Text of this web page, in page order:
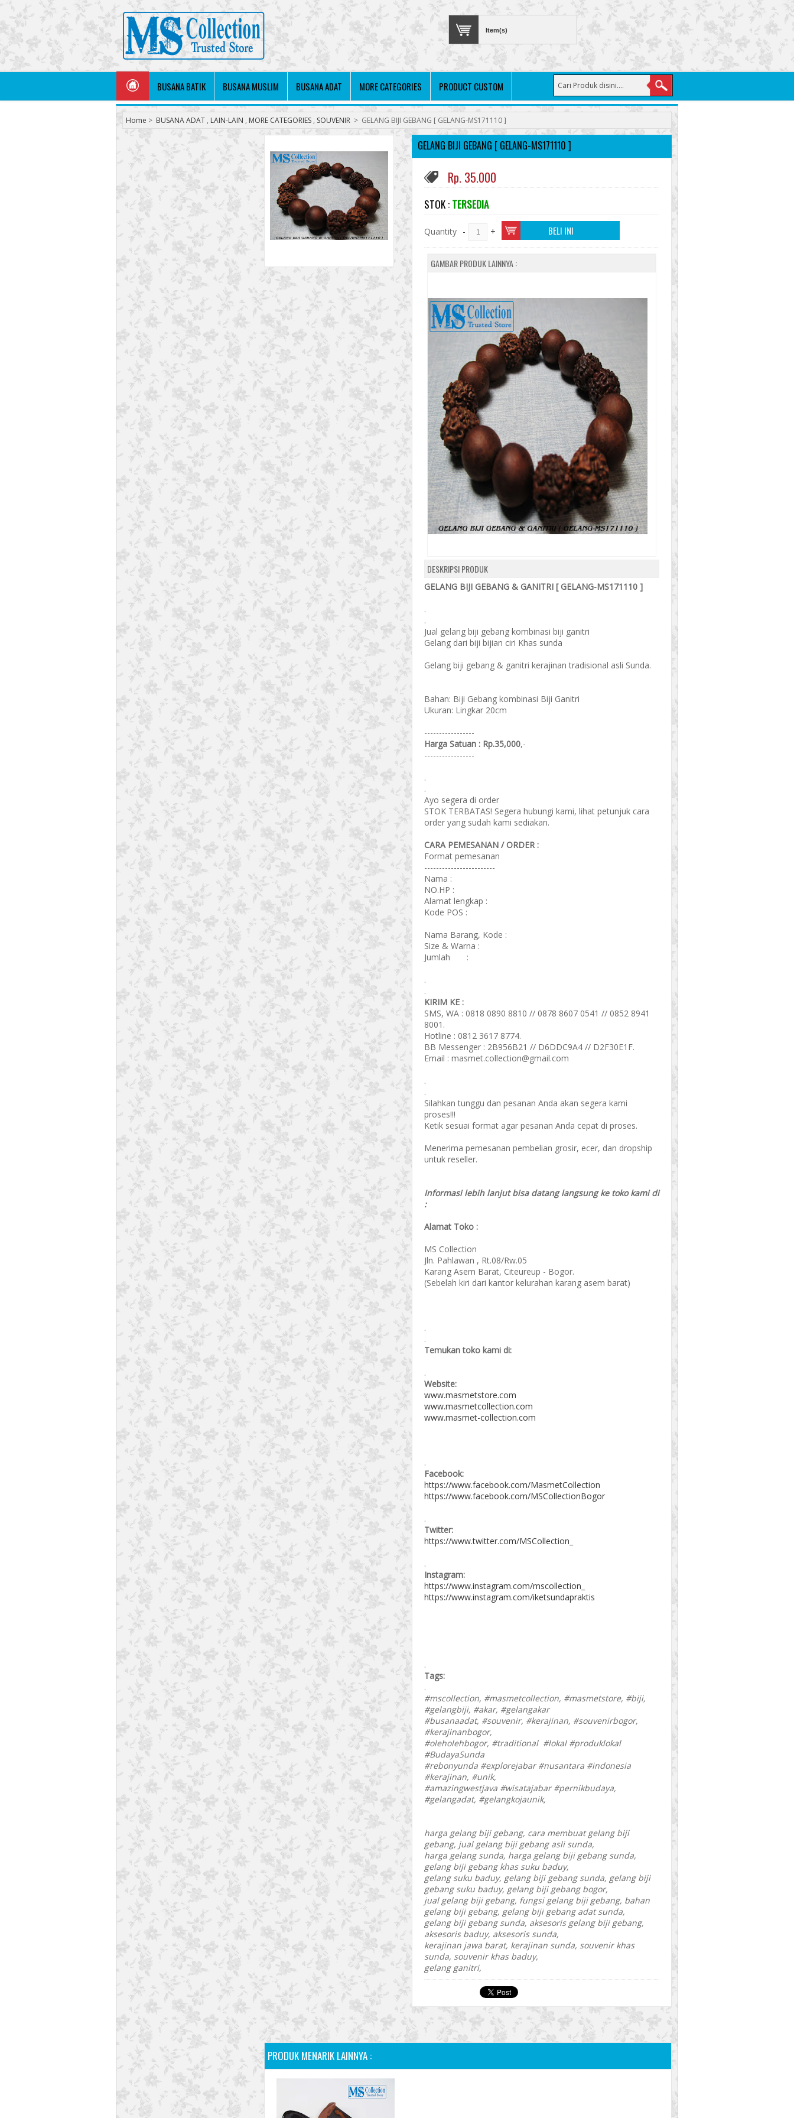
Item(s)
BUSANA BATIK BUSANA MUSLIM BUSANA ADAT MORE CATEGORIES PRODUCT CUSTOM
Home > BUSANA ADAT , LAIN-LAIN , MORE CATEGORIES , SOUVENIR > GELANG BIJI GEBANG [ GELANG-MS171110 ]
GELANG BIJI GEBANG [ GELANG-MS171110 ]
Rp. 35.000
STOK : TERSEDIA
Quantity - + BELI INI
GAMBAR PRODUK LAINNYA :
DESKRIPSI PRODUK
GELANG BIJI GEBANG & GANITRI [ GELANG-MS171110 ]
.
.
Jual gelang biji gebang kombinasi biji ganitri
Gelang dari biji bijian ciri Khas sunda
Gelang biji gebang & ganitri kerajinan tradisional asli Sunda.
Bahan: Biji Gebang kombinasi Biji Ganitri
Ukuran: Lingkar 20cm
-----------------
Harga Satuan : Rp.35,000,-
-----------------
.
.
Ayo segera di order
STOK TERBATAS! Segera hubungi kami, lihat petunjuk cara
order yang sudah kami sediakan.
CARA PEMESANAN / ORDER :
Format pemesanan
------------------------
Nama :
NO.HP :
Alamat lengkap :
Kode POS :
Nama Barang, Kode :
Size & Warna :
Jumlah :
.
.
KIRIM KE :
SMS, WA : 0818 0890 8810 // 0878 8607 0541 // 0852 8941
8001.
Hotline : 0812 3617 8774.
BB Messenger : 2B956B21 // D6DDC9A4 // D2F30E1F.
Email : masmet.collection@gmail.com
.
.
Silahkan tunggu dan pesanan Anda akan segera kami
proses!!!
Ketik sesuai format agar pesanan Anda cepat di proses.
Menerima pemesanan pembelian grosir, ecer, dan dropship
untuk reseller.
Informasi lebih lanjut bisa datang langsung ke toko kami di
:
Alamat Toko :
MS Collection
Jln. Pahlawan , Rt.08/Rw.05
Karang Asem Barat, Citeureup - Bogor.
(Sebelah kiri dari kantor kelurahan karang asem barat)
.
.
Temukan toko kami di:
.
Website:
www.masmetstore.com
www.masmetcollection.com
www.masmet-collection.com
.
Facebook:
https://www.facebook.com/MasmetCollection
https://www.facebook.com/MSCollectionBogor
.
Twitter:
https://www.twitter.com/MSCollection_
.
Instagram:
https://www.instagram.com/mscollection_
https://www.instagram.com/iketsundapraktis
.
Tags:
.
#mscollection, #masmetcollection, #masmetstore, #biji,
#gelangbiji, #akar, #gelangakar
#busanaadat, #souvenir, #kerajinan, #souvenirbogor,
#kerajinanbogor,
#oleholehbogor, #traditional #lokal #produklokal
#BudayaSunda
#rebonyunda #explorejabar #nusantara #indonesia
#kerajinan, #unik,
#amazingwestjava #wisatajabar #pernikbudaya,
#gelangadat, #gelangkojaunik,
harga gelang biji gebang, cara membuat gelang biji
gebang, jual gelang biji gebang asli sunda,
harga gelang sunda, harga gelang biji gebang sunda,
gelang biji gebang khas suku baduy,
gelang suku baduy, gelang biji gebang sunda, gelang biji
gebang suku baduy, gelang biji gebang bogor,
jual gelang biji gebang, fungsi gelang biji gebang, bahan
gelang biji gebang, gelang biji gebang adat sunda,
gelang biji gebang sunda, aksesoris gelang biji gebang,
aksesoris baduy, aksesoris sunda,
kerajinan jawa barat, kerajinan sunda, souvenir khas
sunda, souvenir khas baduy,
gelang ganitri,
PRODUK MENARIK LAINNYA :